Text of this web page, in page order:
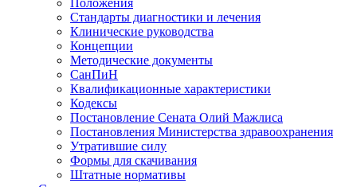
Положения
Стандарты диагностики и лечения
Клинические руководства
Концепции
Методические документы
СанПиН
Квалификационные характеристики
Кодексы
Постановление Сената Олий Мажлиса
Постановления Министерства здравоохранения
Утратившие силу
Формы для скачивания
Штатные нормативы